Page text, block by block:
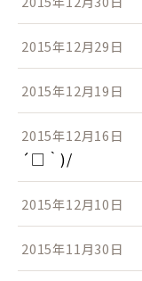
2015年12月29日
2015年12月19日
2015年12月16日
´□｀)/
2015年12月10日
2015年11月30日